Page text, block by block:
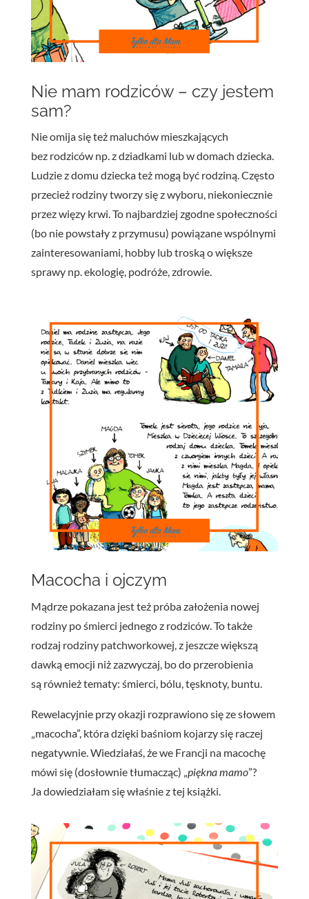
Nie mam rodziców – czy jestem
sam?
Nie omija się też maluchów mieszkających
bez rodziców np. z dziadkami lub w domach dziecka.
Ludzie z domu dziecka też mogą być rodziną. Często
przecież rodziny tworzy się z wyboru, niekoniecznie
przez więzy krwi. To najbardziej zgodne społeczności
(bo nie powstały z przymusu) powiązane wspólnymi
zainteresowaniami, hobby lub troską o większe
sprawy np. ekologię, podróże, zdrowie.
Macocha i ojczym
Mądrze pokazana jest też próba założenia nowej
rodziny po śmierci jednego z rodziców. To także
rodzaj rodziny patchworkowej, z jeszcze większą
dawką emocji niż zazwyczaj, bo do przerobienia
są również tematy: śmierci, bólu, tęsknoty, buntu.
Rewelacyjnie przy okazji rozprawiono się ze słowem
„macocha”, która dzięki baśniom kojarzy się raczej
negatywnie. Wiedziałaś, że we Francji na macochę
mówi się (dosłownie tłumacząc) „piękna mamo”?
Ja dowiedziałam się właśnie z tej książki.